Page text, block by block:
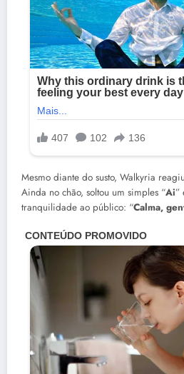
Mesmo diante do susto, Walkyria
Ainda no chão, soltou um simples “Ai”
tranquilidade ao público: “Calma,